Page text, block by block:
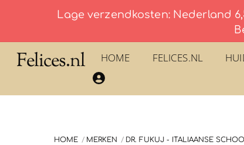
Lage verzendkosten: Nederland
Felices.nl HOME FELICES.NL
HOME MERKEN DR. FUKUJ - ITALIAANSE